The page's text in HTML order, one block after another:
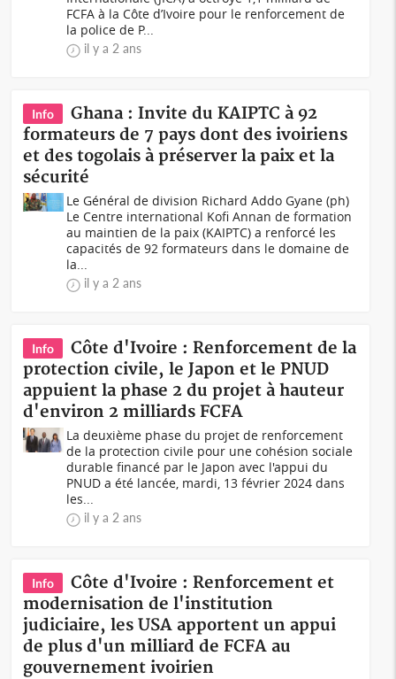
FCFA à la Côte d’Ivoire pour le renforcement de
la police de P...
il y a 2 ans
Info
Ghana : Invite du KAIPTC à 92
formateurs de 7 pays dont des ivoiriens
et des togolais à préserver la paix et la
sécurité
Le Général de division Richard Addo Gyane (ph)
Le Centre international Kofi Annan de formation
au maintien de la paix (KAIPTC) a renforcé les
capacités de 92 formateurs dans le domaine de
la...
il y a 2 ans
Info
Côte d'Ivoire : Renforcement de la
protection civile, le Japon et le PNUD
appuient la phase 2 du projet à hauteur
d'environ 2 milliards FCFA
La deuxième phase du projet de renforcement
de la protection civile pour une cohésion sociale
durable financé par le Japon avec l'appui du
PNUD a été lancée, mardi, 13 février 2024 dans
les...
il y a 2 ans
Info
Côte d'Ivoire : Renforcement et
modernisation de l'institution
judiciaire, les USA apportent un appui
de plus d'un milliard de FCFA au
gouvernement ivoirien